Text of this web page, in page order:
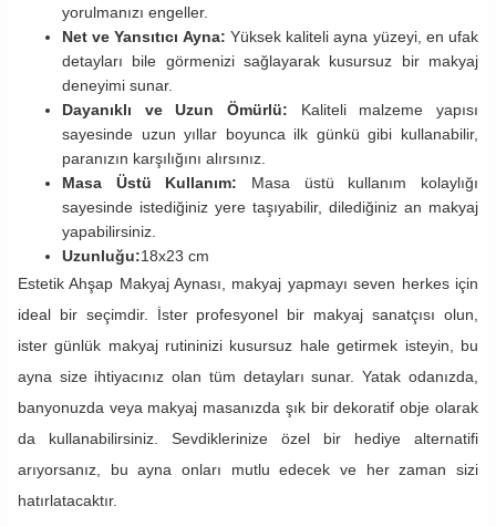
yorulmanızı engeller.
Net ve Yansıtıcı Ayna: Yüksek kaliteli ayna yüzeyi, en ufak
detayları bile görmenizi sağlayarak kusursuz bir makyaj
deneyimi sunar.
Dayanıklı ve Uzun Ömürlü: Kaliteli malzeme yapısı
sayesinde uzun yıllar boyunca ilk günkü gibi kullanabilir,
paranızın karşılığını alırsınız.
Masa Üstü Kullanım: Masa üstü kullanım kolaylığı
sayesinde istediğiniz yere taşıyabilir, dilediğiniz an makyaj
yapabilirsiniz.
Uzunluğu:18x23 cm
Estetik Ahşap Makyaj Aynası, makyaj yapmayı seven herkes için
ideal bir seçimdir. İster profesyonel bir makyaj sanatçısı olun,
ister günlük makyaj rutininizi kusursuz hale getirmek isteyin, bu
ayna size ihtiyacınız olan tüm detayları sunar. Yatak odanızda,
banyonuzda veya makyaj masanızda şık bir dekoratif obje olarak
da kullanabilirsiniz. Sevdiklerinize özel bir hediye alternatifi
arıyorsanız, bu ayna onları mutlu edecek ve her zaman sizi
hatırlatacaktır.